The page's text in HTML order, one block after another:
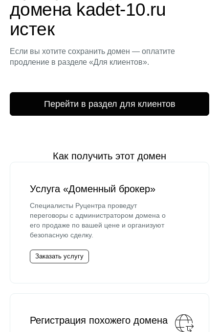
домена kadet-10.ru
истек
Если вы хотите сохранить домен — оплатите
продление в разделе «Для клиентов».
Перейти в раздел для клиентов
Как получить этот домен
Услуга «Доменный брокер»
Специалисты Руцентра проведут
переговоры с администратором домена о
его продаже по вашей цене и организуют
безопасную сделку.
Заказать услугу
Регистрация похожего домена